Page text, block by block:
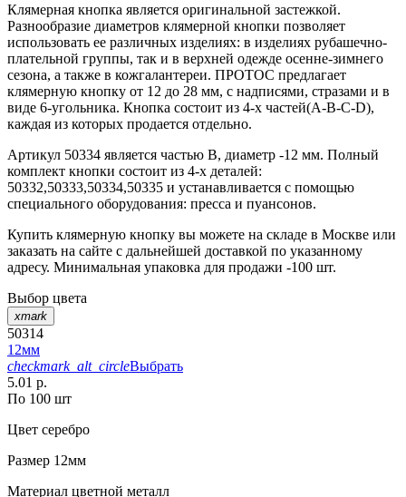
Клямерная кнопка является оригинальной застежкой.
Разнообразие диаметров клямерной кнопки позволяет
использовать ее различных изделиях: в изделиях рубашечно-
плательной группы, так и в верхней одежде осенне-зимнего
сезона, а также в кожгалантереи. ПРОТОС предлагает
клямерную кнопку от 12 до 28 мм, с надписями, стразами и в
виде 6-угольника. Кнопка состоит из 4-х частей(А-В-С-D),
каждая из которых продается отдельно.
Артикул 50334 является частью B, диаметр -12 мм. Полный
комплект кнопки состоит из 4-х деталей:
50332,50333,50334,50335 и устанавливается с помощью
специального оборудования: пресса и пуансонов.
Купить клямерную кнопку вы можете на складе в Москве или
заказать на сайте с дальнейшей доставкой по указанному
адресу. Минимальная упаковка для продажи -100 шт.
Выбор цвета
xmark
50314
12мм
checkmark_alt_circleВыбрать
5.01 р.
По 100 шт
Цвет серебро
Размер 12мм
Материал цветной металл